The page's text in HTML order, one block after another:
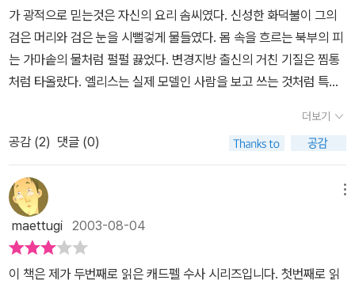
는 그가 저지른 죄를 어떤 형태로든 참회하고 속죄하도록 하고 있다.
물론 법률에 의한 처벌도 중요하다. 하지만 그것이 전부는 아니라는
생각이 든다. 사람이 어떠한 죄를 지었을 때 그것을 진정으로 뉘우치
고 속죄하는 것만큼 중요한 벌은 없을 것이다.그런 이유로 결말은 뜻
은 결말을 내릴 수는 없을 것이라는 생각이다.지금부터 천년전의 사
회에도 있었던 이런 너그러움이 더 낫다고 생각되는 지금에는 흔적도
없이 사라졌다는 것이 안타깝다. 지금의 사회에 필요한 것은 타인에
대한 작은 연민과 적당한 배려일텐데.추리소설로서의 박진감 넘치는
장면이나 손에 땀을 쥐게 하는 치밀한 머리싸움이 없는 것이 단점이
기는 하지만 12세기의 중세 영국의 사회상과 작가의 생각을 알 수 있
는 좋은 작품이다.
이 데려온 새로운 원장을 소개할 때의 모습이란... 자칫하면 무겁게 끝
날 수 있었던 내용이었는데, 부원장의 울그락 불그락하는 모습이 나
타날 때 어찌나 통쾌하던지! 새로운 원장은 어떤 사람일지 궁금해진
다. 다음 시리즈를 기대해봐야겠다. 그래도 원래 원장이었던 해리버
트 원장이 왠지 정이 많은 사람같아서 좋긴 했는데...어쨋든, 뭐 해리
버트도 평수사로써 수도원에 머무는 거니까... 아쉬운 마음은 여기까
가 광적으로 믿는것은 자신의 요리 솜씨였다. 신성한 화덕불이 그의
검은 머리와 검은 눈을 시뻘겋게 물들였다. 몸 속을 흐르는 북부의 피
는 가마솥의 물처럼 펄펄 끓었다. 변경지방 출신의 거친 기질은 찜통
처럼 타올랐다. 엘리스는 실제 모델인 사람을 보고 쓰는 것처럼 특징
사를 나에게 보여주는 것 같쟎아. 그중에서도 입체적으로 매력적인
캐릭터야 물론 캐트펠 수사이고 이번에는 그의 첫사랑 여인이 등장한
다. 이미 할머니가 되어. 아!시리즈를 거듭할 수록 캐드펠의 과거를 알
아가는 재미가 쏠쏠하다. 지옥같은 십자군전쟁에서 돌아와 수도자가
된 사내. 너무 극적인 변화 아닌가. 전쟁터에서 살아남았다는 것은 누
군가를 반드시 죽였다는 것이다. 그것도 아주 오랜시간동안. 지혜롭
고, 유연하고, 머리회전이 빠르고, 품이 넓은 캐드펠의 품성들은 전쟁
더보기
공감 (2) 댓글 (0)
maettugi 2003-08-04
이 책은 제가 두번째로 읽은 캐드펠 수사 시리즈입니다. 첫번째로 읽